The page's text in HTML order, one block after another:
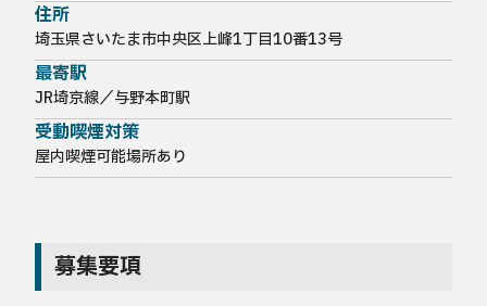
住所
埼玉県さいたま市中央区上峰1丁目10番13号
最寄駅
JR埼京線／与野本町駅
受動喫煙対策
屋内喫煙可能場所あり
募集要項